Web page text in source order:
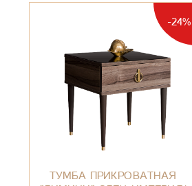
-24%
ТУМБА ПРИКРОВАТНАЯ